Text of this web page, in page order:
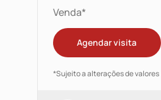
Venda*
Agendar visita
*Sujeito a alterações de valores